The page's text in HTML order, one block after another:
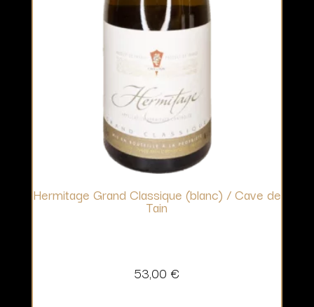
Hermitage Grand Classique (blanc) / Cave de
Tain
53,00 €